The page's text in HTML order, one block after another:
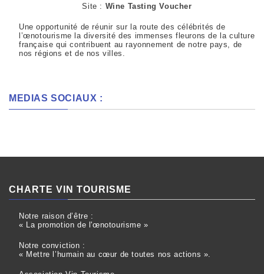
Site : Wine Tasting Voucher
Une opportunité de réunir sur la route des célébrités de
l’œnotourisme la diversité des immenses fleurons de la culture
française qui contribuent au rayonnement de notre pays, de
nos régions et de nos villes.
MEDIAS SOCIAUX :
CHARTE VIN TOURISME
Notre raison d’être :
« La promotion de l'œnotourisme »
Notre conviction :
« Mettre l’humain au cœur de toutes nos actions ».